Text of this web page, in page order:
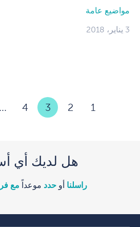
مواضيع عامة
3 يناير، 2018
1
2
3
4
...
هل لديك أي
راسلنا أوحدد موعداً مع